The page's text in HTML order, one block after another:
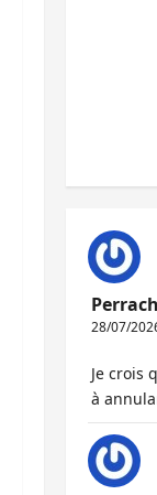
28/07/
Je crois
à